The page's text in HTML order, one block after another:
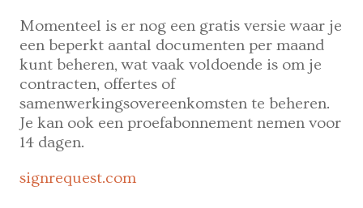
Momenteel is er nog een gratis versie waar je
een beperkt aantal documenten per maand
kunt beheren, wat vaak voldoende is om je
contracten, offertes of
samenwerkingsovereenkomsten te beheren.
Je kan ook een proefabonnement nemen voor
14 dagen.
signrequest.com